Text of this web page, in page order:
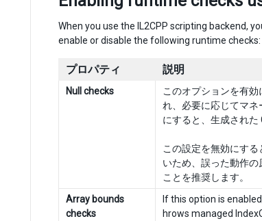
When you use the IL2CPP scripting backend,
enable or disable the following runtime checks:
プロパティ 説明
Null checks
このオプションを有効
れ、必要に応じてマ
にすると、生成された
この設定を無効にす
いため、誤った動作
ことを推奨します。
Array bounds
checks
If this option is
hrows managed